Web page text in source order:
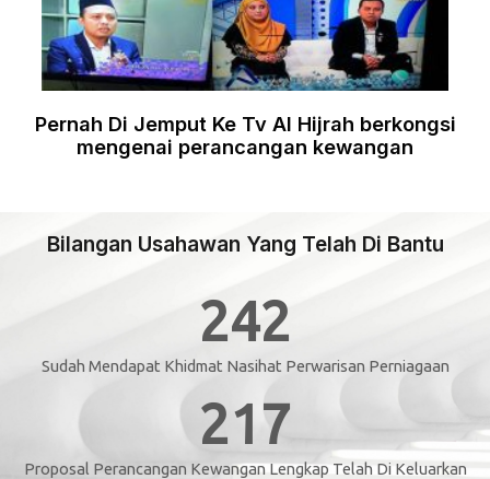
Pernah Di Jemput Ke Tv Al Hijrah berkongsi
mengenai perancangan kewangan
Bilangan Usahawan Yang Telah Di Bantu
403
Sudah Mendapat Khidmat Nasihat Perwarisan Perniagaan
350
Proposal Perancangan Kewangan Lengkap Telah Di Keluarkan